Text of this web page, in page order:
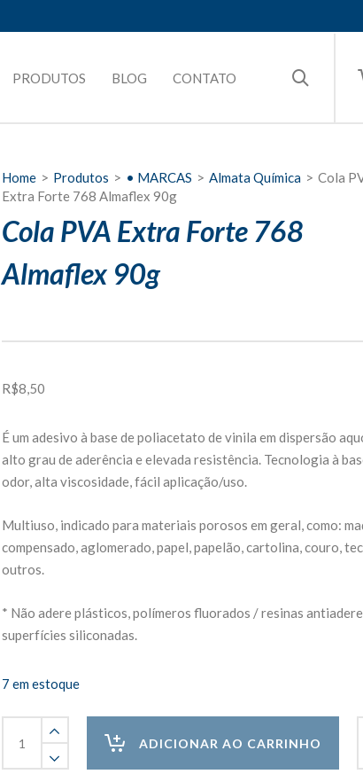
PRODUTOS BLOG CONTATO
Home > Produtos > • MARCAS > Almata Química > Cola
Extra Forte 768 Almaflex 90g
Cola PVA Extra Forte 768
Almaflex 90g
R$8,50
É um adesivo à base de poliacetato de vinila em dispersão
alto grau de aderência e elevada resistência. Tecnologia à
odor, alta viscosidade, fácil aplicação/uso.
Multiuso, indicado para materiais porosos em geral, como:
compensado, aglomerado, papel, papelão, cartolina, couro,
outros.
* Não adere plásticos, polímeros fluorados / resinas
superfícies siliconadas.
7 em estoque
PVA
ADICIONAR AO CARRINHO